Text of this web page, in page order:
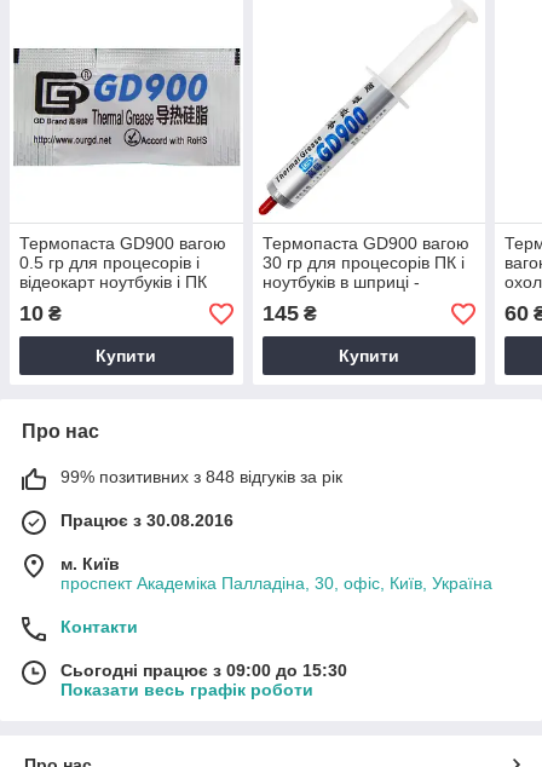
Термопаста GD900 вагою
0.5 гр для процесорів і
відеокарт ноутбуків і ПК
10 ₴
Купити
Термопаста GD900 вагою
30 гр для процесорів ПК і
ноутбуків в шприці -
теплопровідність більше
4.8 Вт/м-К
145₴
Купити
ПК
60
Про нас
99% позитивних з 848 відгуків за рік
Працює з 30.08.2016
м. Київ
проспект Академіка Палладіна, 30, офіс, Київ, Україна
Контакти
Сьогодні працює з 09:00 до 15:30
Показати весь графік роботи